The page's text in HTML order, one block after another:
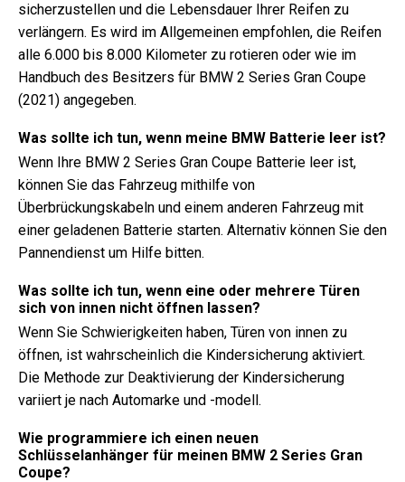
sicherzustellen und die Lebensdauer Ihrer Reifen zu
verlängern. Es wird im Allgemeinen empfohlen, die Reifen
alle 6.000 bis 8.000 Kilometer zu rotieren oder wie im
Handbuch des Besitzers für BMW 2 Series Gran Coupe
(2021) angegeben.
Was sollte ich tun, wenn meine BMW Batterie leer ist?
Wenn Ihre BMW 2 Series Gran Coupe Batterie leer ist,
können Sie das Fahrzeug mithilfe von
Überbrückungskabeln und einem anderen Fahrzeug mit
einer geladenen Batterie starten. Alternativ können Sie den
Pannendienst um Hilfe bitten.
Was sollte ich tun, wenn eine oder mehrere Türen
sich von innen nicht öffnen lassen?
Wenn Sie Schwierigkeiten haben, Türen von innen zu
öffnen, ist wahrscheinlich die Kindersicherung aktiviert.
Die Methode zur Deaktivierung der Kindersicherung
variiert je nach Automarke und -modell.
Wie programmiere ich einen neuen
Schlüsselanhänger für meinen BMW 2 Series Gran
Coupe?